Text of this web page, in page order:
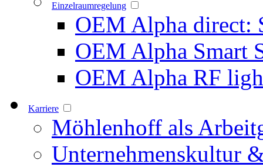
Einzelraumregelung
OEM Alpha direct:
OEM Alpha Smart
OEM Alpha RF
Karriere
Möhlenhoff als
Unternehmenskultur